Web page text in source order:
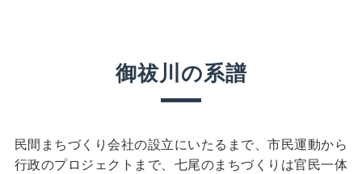
御祓川の系譜
民間まちづくり会社の設立にいたるまで、市民運動から
行政のプロジェクトまで、七尾のまちづくりは官民一体